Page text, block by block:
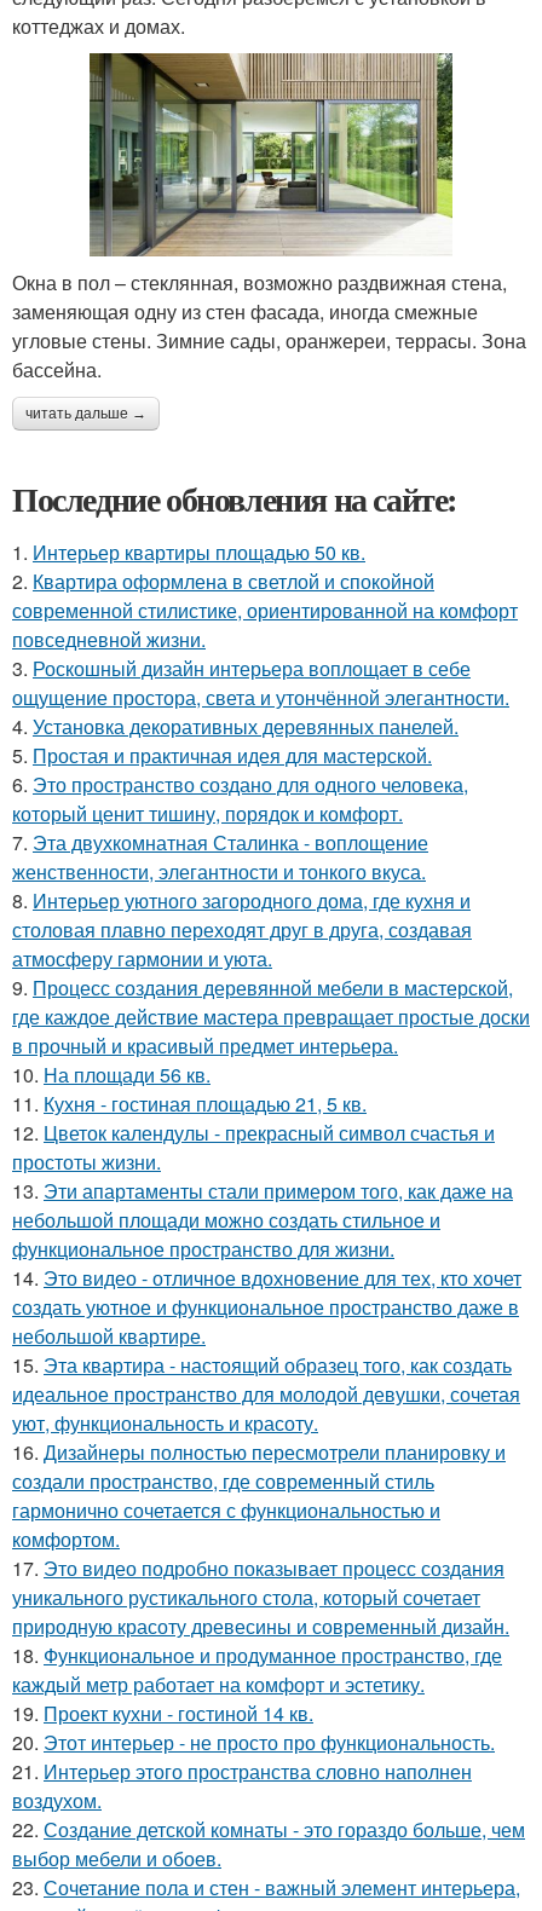
коттеджах и домах.
Окна в пол – стеклянная, возможно раздвижная стена,
заменяющая одну из стен фасада, иногда смежные
угловые стены. Зимние сады, оранжереи, террасы. Зона
бассейна.
читать дальше →
Последние обновления на сайте:
1. Интерьер квартиры площадью 50 кв.
2. Квартира оформлена в светлой и спокойной
современной стилистике, ориентированной на комфорт
повседневной жизни.
3. Роскошный дизайн интерьера воплощает в себе
ощущение простора, света и утончённой элегантности.
4. Установка декоративных деревянных панелей.
5. Простая и практичная идея для мастерской.
6. Это пространство создано для одного человека,
который ценит тишину, порядок и комфорт.
7. Эта двухкомнатная Сталинка - воплощение
женственности, элегантности и тонкого вкуса.
8. Интерьер уютного загородного дома, где кухня и
столовая плавно переходят друг в друга, создавая
атмосферу гармонии и уюта.
9. Процесс создания деревянной мебели в мастерской,
где каждое действие мастера превращает простые доски
в прочный и красивый предмет интерьера.
10. На площади 56 кв.
11. Кухня - гостиная площадью 21, 5 кв.
12. Цветок календулы - прекрасный символ счастья и
простоты жизни.
13. Эти апартаменты стали примером того, как даже на
небольшой площади можно создать стильное и
функциональное пространство для жизни.
14. Это видео - отличное вдохновение для тех, кто хочет
создать уютное и функциональное пространство даже в
небольшой квартире.
15. Эта квартира - настоящий образец того, как создать
идеальное пространство для молодой девушки, сочетая
уют, функциональность и красоту.
16. Дизайнеры полностью пересмотрели планировку и
создали пространство, где современный стиль
гармонично сочетается с функциональностью и
комфортом.
17. Это видео подробно показывает процесс создания
уникального рустикального стола, который сочетает
природную красоту древесины и современный дизайн.
18. Функциональное и продуманное пространство, где
каждый метр работает на комфорт и эстетику.
19. Проект кухни - гостиной 14 кв.
20. Этот интерьер - не просто про функциональность.
21. Интерьер этого пространства словно наполнен
воздухом.
22. Создание детской комнаты - это гораздо больше, чем
выбор мебели и обоев.
23. Сочетание пола и стен - важный элемент интерьера,